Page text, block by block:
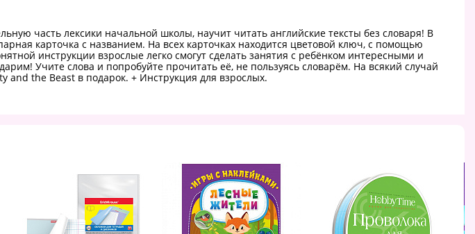
часть лексики начальной школы, научит читать английские тексты без словаря! В
карточка с названием. На всех карточках находится цветовой ключ, с помощью
инструкции взрослые легко смогут сделать занятия с ребёнком интересными и
Учите слова и попробуйте прочитать её, не пользуясь словарём. На всякий случай
and the Beast в подарок. + Инструкция для взрослых.